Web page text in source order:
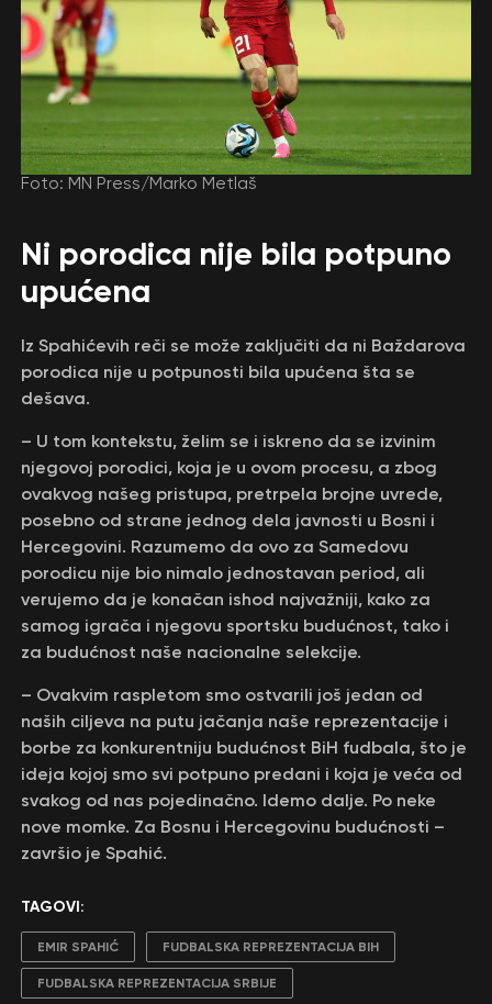
Foto: MN Press/Marko Metlaš
Ni porodica nije bila potpuno
upućena
Iz Spahićevih reči se može zaključiti da ni Baždarova
porodica nije u potpunosti bila upućena šta se
dešava.
– U tom kontekstu, želim se i iskreno da se izvinim
njegovoj porodici, koja je u ovom procesu, a zbog
ovakvog našeg pristupa, pretrpela brojne uvrede,
posebno od strane jednog dela javnosti u Bosni i
Hercegovini. Razumemo da ovo za Samedovu
porodicu nije bio nimalo jednostavan period, ali
verujemo da je konačan ishod najvažniji, kako za
samog igrača i njegovu sportsku budućnost, tako i
za budućnost naše nacionalne selekcije.
– Ovakvim raspletom smo ostvarili još jedan od
naših ciljeva na putu jačanja naše reprezentacije i
borbe za konkurentniju budućnost BiH fudbala, što je
ideja kojoj smo svi potpuno predani i koja je veća od
svakog od nas pojedinačno. Idemo dalje. Po neke
nove momke. Za Bosnu i Hercegovinu budućnosti –
završio je Spahić.
TAGOVI:
EMIR SPAHIĆ FUDBALSKA REPREZENTACIJA BIH
FUDBALSKA REPREZENTACIJA SRBIJE